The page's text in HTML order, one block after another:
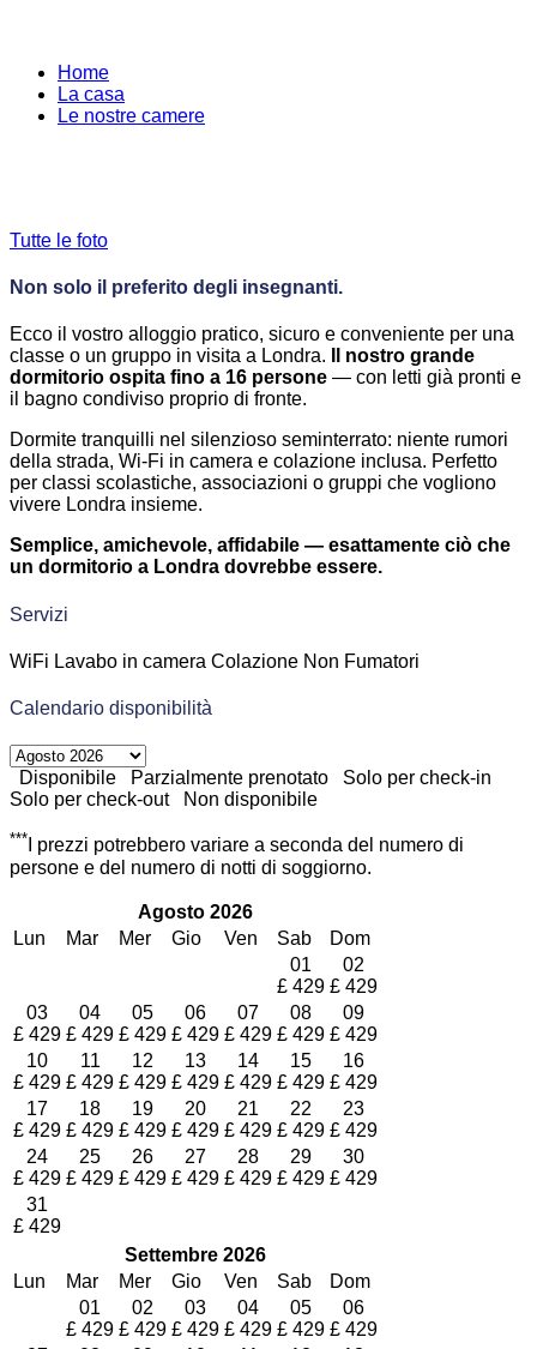
Home
La casa
Le nostre camere
Tutte le foto
Non solo il preferito degli insegnanti.
Ecco il vostro alloggio pratico, sicuro e conveniente per una
classe o un gruppo in visita a Londra.
Il nostro grande
dormitorio ospita fino a 16 persone — con letti già pronti e
il bagno condiviso proprio di fronte.
Dormite tranquilli nel silenzioso seminterrato: niente rumori
della strada, Wi-Fi in camera e colazione inclusa. Perfetto
per classi scolastiche, associazioni o gruppi che vogliono
vivere Londra insieme.
Semplice, amichevole, affidabile — esattamente ciò che
un dormitorio a Londra dovrebbe essere.
Servizi
WiFi Lavabo in camera Colazione Non Fumatori
Calendario disponibilità
Disponibile Parzialmente prenotato
Solo per check-in
Solo per check-out
Non disponibile
*** I prezzi potrebbero variare a seconda del numero di
persone e del numero di notti di soggiorno.
Agosto 2026
Lun
Mar Mer Gio Ven Sab
Dom
01
£ 429
02
£ 429
03
£ 429
04
£ 429
05
£ 429
06
£ 429
07
£ 429
08
£ 429
09
£ 429
10
£ 429
11
£ 429
12
£ 429
13
£ 429
14
£ 429
15
£ 429
16
£ 429
17
£ 429
18
£ 429
19
£ 429
20
£ 429
21
£ 429
22
£ 429
23
£ 429
24
£ 429
25
£ 429
26
£ 429
27
£ 429
28
£ 429
29
£ 429
30
£ 429
31
£ 429
Settembre 2026
Lun
Mar Mer Gio Ven Sab
Dom
01
£ 429
02
£ 429
03
£ 429
04
£ 429
05
£ 429
06
£ 429